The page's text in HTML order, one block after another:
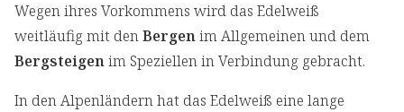
Wegen ihres Vorkommens wird das Edelweiß
weitläufig mit denBergenim Allgemeinen und dem
Bergsteigenim Speziellen in Verbindung gebracht.
In den Alpenländern hat das Edelweiß eine lange